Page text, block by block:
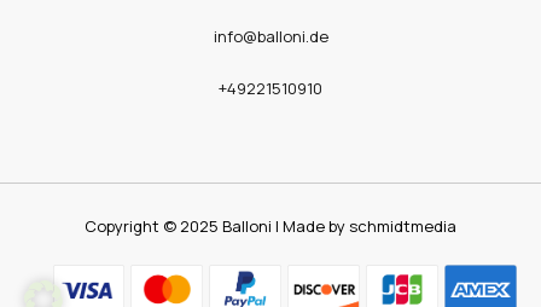
info@balloni.de
+49221510910
Copyright © 2025 Balloni | Made by schmidtmedia